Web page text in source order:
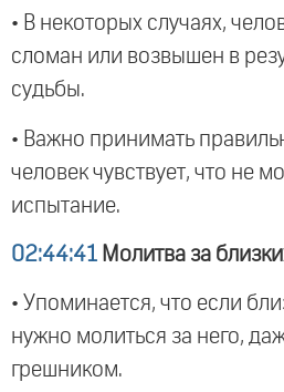
• В некоторых случаях,
сломан или возвышен в
судьбы.
• Важно принимать
человек чувствует, что не
испытание.
02:44:41 Молитва за
• Упоминается, что если
нужно молиться за него,
грешником.